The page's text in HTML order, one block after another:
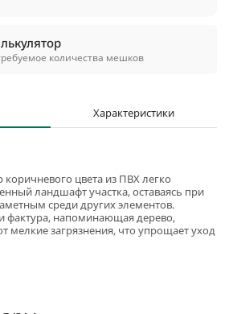
количества мешков
Характеристики
цвета из ПВХ легко
ландшафт участка, оставаясь при
среди других элементов.
фактура, напоминающая дерево,
мелкие загрязнения, что упрощает уход
изготовлен компостер, имеет множество
органических отходов в